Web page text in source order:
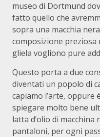
museo di Dortmund
fatto quello che
sopra una macchia
composizione preziosa
gliela vogliono pure
Questo porta a due
diventati un popolo di
capiamo l’arte, oppure
spiegare molto bene
latta d’olio di
pantaloni, per ogni